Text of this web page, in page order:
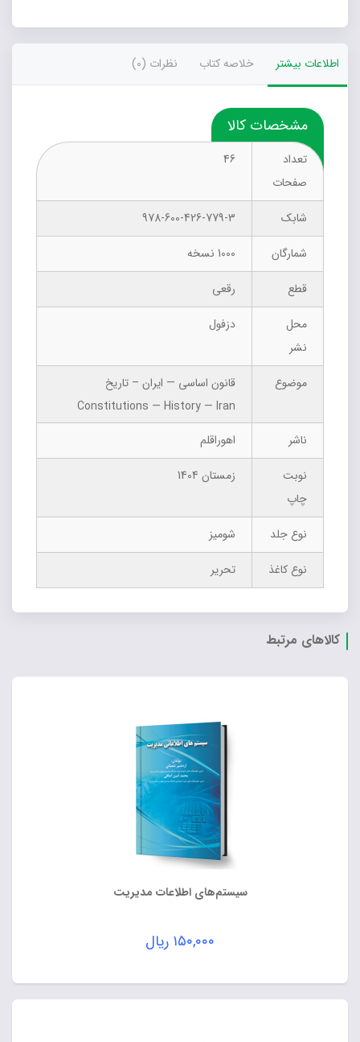
اطلاعات بیشتر خلاصه کتاب نظرات (0)
مشخصات کالا
تعداد
صفحات
46
شابک
978-600-426-779-3
شمارگان
1000 نسخه
قطع
رقعی
محل
نشر
دزفول
موضوع
قانون اساسی — ایران – تاریخ
Constitutions — History — Iran
ناشر
اهوراقلم
نوبت
چاپ
زمستان 1404
نوع جلد
شومیز
نوع کاغذ
تحریر
کالاهای مرتبط
سیستم‌های اطلاعات مدیریت
۱۵۰,۰۰۰ ریال